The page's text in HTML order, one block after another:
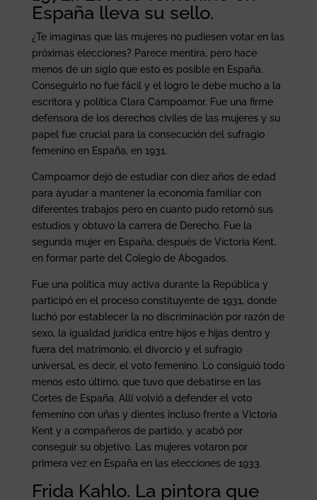
España lleva su sello.
¿Te imaginas que las mujeres no pudiesen votar en las
próximas elecciones? Parece mentira, pero hace
menos de un siglo que esto es posible en España.
Conseguirlo no fue fácil y el logro le debe mucho a la
escritora y política Clara Campoamor. Fue una firme
defensora de los derechos civiles de las mujeres y su
papel fue crucial para la consecución del sufragio
femenino en España, en 1931.
Campoamor dejó de estudiar con diez años de edad
para ayudar a mantener la economía familiar con
diferentes trabajos pero en cuanto pudo retomó sus
estudios y obtuvo la carrera de Derecho. Fue la
segunda mujer en España, después de Victoria Kent,
en formar parte del Colegio de Abogados.
Fue una política muy activa durante la República y
participó en el proceso constituyente de 1931, donde
luchó por establecer la no discriminación por razón de
sexo, la igualdad jurídica entre hijos e hijas dentro y
fuera del matrimonio, el divorcio y el sufragio
universal, es decir, el voto femenino. Lo consiguió todo
menos esto último, que tuvo que debatirse en las
Cortes de España. Allí volvió a defender el voto
femenino con uñas y dientes incluso frente a Victoria
Kent y a compañeros de partido, y acabó por
conseguir su objetivo. Las mujeres votaron por
primera vez en España en las elecciones de 1933.
Frida Kahlo. La pintora que